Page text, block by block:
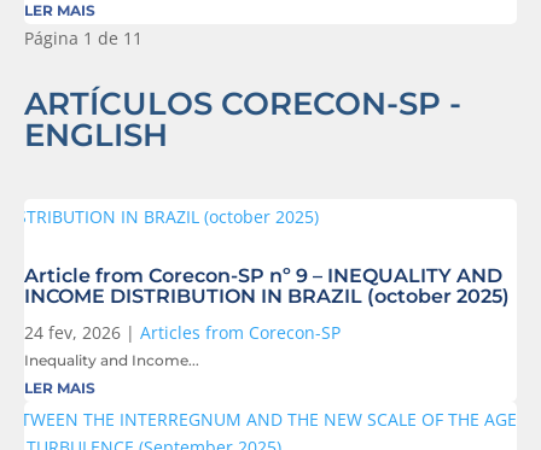
LER MAIS
Página 1 de 1 1
ARTÍCULOS CORECON-SP -
ENGLISH
Article from Corecon-SP nº 9 – INEQUALITY AND
INCOME DISTRIBUTION IN BRAZIL (october 2025)
24 fev, 2026 | Articles from Corecon-SP
Inequality and Income...
LER MAIS